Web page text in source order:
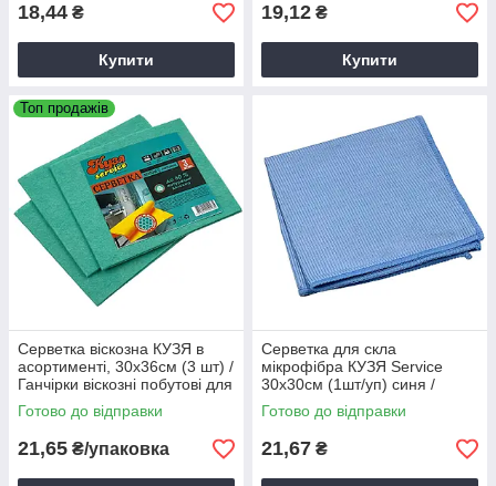
18,44 ₴
Купити
19,12 ₴
Купити
Топ продажів
Серветка віскозна КУЗЯ в
асортименті, 30х36см (3 шт) /
Ганчірки віскозні побутові для
прибирання
Готово до відправки
21,65 ₴/упаковка
Серветка для скла
мікрофібра КУЗЯ Service
30х30см (1шт/уп) синя /
Ганчірка для прибирання
Готово до відправки
21,67 ₴